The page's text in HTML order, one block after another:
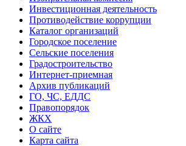
Инвестиционная деятельность
Противодействие коррупции
Каталог организаций
Городское поселение
Сельские поселения
Градостроительство
Интернет-приемная
Архив публикаций
ГО, ЧС, ЕДДС
Правопорядок
ЖКХ
О сайте
Карта сайта